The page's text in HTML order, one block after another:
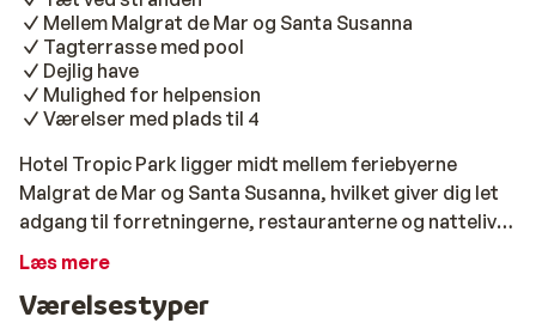
Mellem Malgrat de Mar og Santa Susanna
Tagterrasse med pool
Dejlig have
Mulighed for helpension
Værelser med plads til 4
Hotel Tropic Park ligger midt mellem feriebyerne
Malgrat de Mar og Santa Susanna, hvilket giver dig let
adgang til forretningerne, restauranterne og nattelivet
i begge byerne. Samtidig bor du kun et stenkast fra den
strandboulevarden. Hotel Tropic Park har to
Læs mere
Værelsestyper